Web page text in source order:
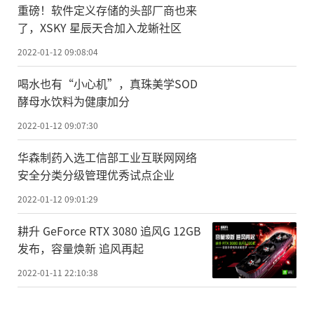
重磅！软件定义存储的头部厂商也来
了，XSKY 星辰天合加入龙蜥社区
2022-01-12 09:08:04
喝水也有“小心机”，真珠美学SOD
酵母水饮料为健康加分
2022-01-12 09:07:30
华森制药入选工信部工业互联网网络
安全分类分级管理优秀试点企业
2022-01-12 09:01:29
耕升 GeForce RTX 3080 追风G 12GB
发布，容量焕新 追风再起
2022-01-11 22:10:38